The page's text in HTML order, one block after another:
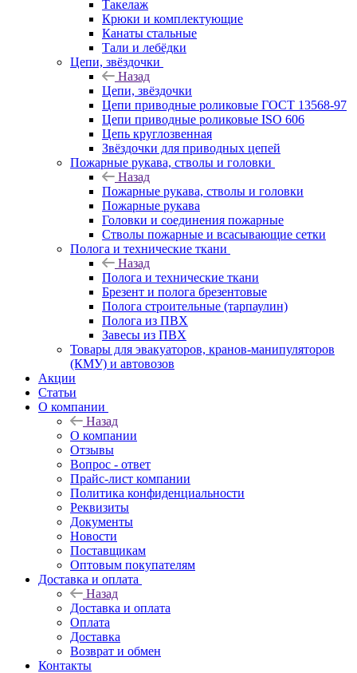
Такелаж
Крюки и комплектующие
Канаты стальные
Тали и лебёдки
Цепи, звёздочки
Назад
Цепи, звёздочки
Цепи приводные роликовые ГОСТ 13568-97
Цепи приводные роликовые ISO 606
Цепь круглозвенная
Звёздочки для приводных цепей
Пожарные рукава, стволы и головки
Назад
Пожарные рукава, стволы и головки
Пожарные рукава
Головки и соединения пожарные
Стволы пожарные и всасывающие сетки
Полога и технические ткани
Назад
Полога и технические ткани
Брезент и полога брезентовые
Полога строительные (тарпаулин)
Полога из ПВХ
Завесы из ПВХ
Товары для эвакуаторов, кранов-манипуляторов
(КМУ) и автовозов
Акции
Статьи
О компании
Назад
О компании
Отзывы
Вопрос - ответ
Прайс-лист компании
Политика конфиденциальности
Реквизиты
Документы
Новости
Поставщикам
Оптовым покупателям
Доставка и оплата
Назад
Доставка и оплата
Оплата
Доставка
Возврат и обмен
Контакты